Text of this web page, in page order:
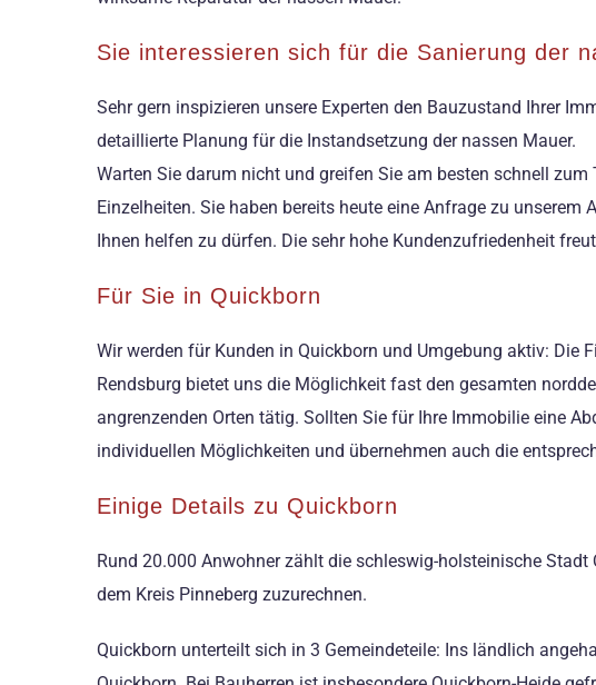
Sie interessieren sich für die Sanierung der
Sehr gern inspizieren unsere Experten den Bauzustand Ihrer
detaillierte Planung für die Instandsetzung der nassen Mauer.
Warten Sie darum nicht und greifen Sie am besten schnell
Einzelheiten. Sie haben bereits heute eine Anfrage zu
Ihnen helfen zu dürfen. Die sehr hohe Kundenzufriedenheit
Für Sie in Quickborn
Wir werden für Kunden in Quickborn und Umgebung aktiv: Die
Rendsburg bietet uns die Möglichkeit fast den gesamten
angrenzenden Orten tätig. Sollten Sie für Ihre Immobilie eine
individuellen Möglichkeiten und übernehmen auch die
Einige Details zu Quickborn
Rund 20.000 Anwohner zählt die schleswig-holsteinische
dem Kreis Pinneberg zuzurechnen.
Quickborn unterteilt sich in 3 Gemeindeteile: Ins ländlich